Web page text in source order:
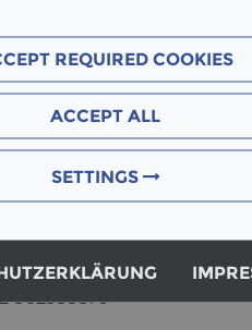
REQUIRED COOKIES
ACCEPT ALL
SETTINGS
14
69 94 50
| Pa­trick Suter
Köln
302355579